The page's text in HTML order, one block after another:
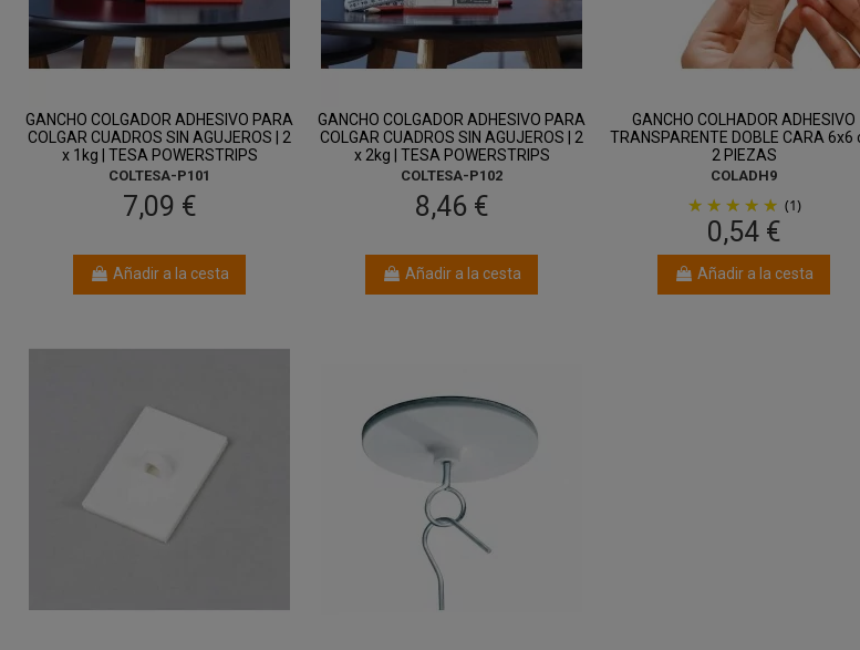
GANCHO COLGADOR ADHESIVO PARA
COLGAR CUADROS SIN AGUJEROS | 2
x 1kg | TESA POWERSTRIPS
COLTESA-P101
7,09 €
Añadir a la cesta
GANCHO COLGADOR ADHESIVO PARA
COLGAR CUADROS SIN AGUJEROS | 2
x 2kg | TESA POWERSTRIPS
COLTESA-P102
8,46 €
Añadir a la cesta
GANCHO COLHADOR ADHESIVO
TRANSPARENTE DOBLE CARA 6x6
2 PIEZAS
COLADH9
(1)
0,54 €
Añadir a la cesta